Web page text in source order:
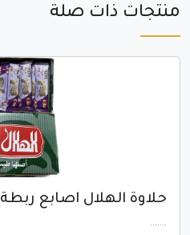
منتجات ذات صلة
حلاوة الهلال اصابع ربطة 3/1
.......